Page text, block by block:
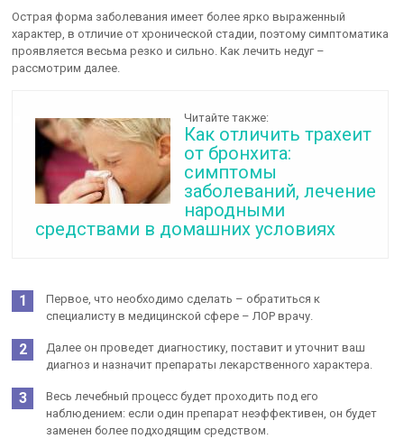
Острая форма заболевания имеет более ярко выраженный
характер, в отличие от хронической стадии, поэтому симптоматика
проявляется весьма резко и сильно. Как лечить недуг –
рассмотрим далее.
Читайте также:
Как отличить трахеит
от бронхита:
симптомы
заболеваний, лечение
народными
средствами в домашних условиях
Первое, что необходимо сделать – обратиться к
специалисту в медицинской сфере – ЛОР врачу.
Далее он проведет диагностику, поставит и уточнит ваш
диагноз и назначит препараты лекарственного характера.
Весь лечебный процесс будет проходить под его
наблюдением: если один препарат неэффективен, он будет
заменен более подходящим средством.